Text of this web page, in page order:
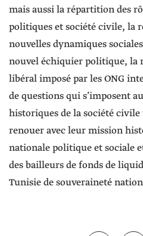
mais aussi la répartition des
politiques et société civile, la
nouvelles dynamiques
nouvel échiquier politique, la
libéral imposé par les ONG
de questions qui s’imposent
historiques de la société
renouer avec leur mission
nationale politique et sociale
des bailleurs de fonds de
Tunisie de souveraineté